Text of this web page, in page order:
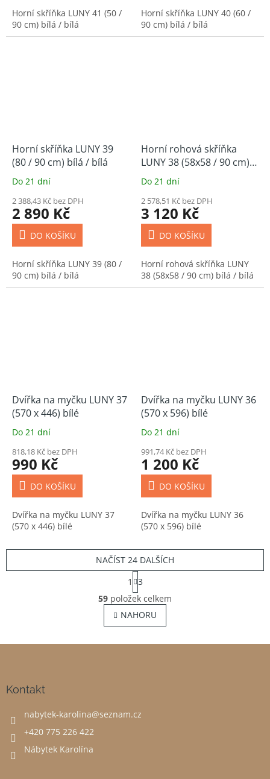
Horní skříňka LUNY 41 (50 /
90 cm) bílá / bílá
Horní skříňka LUNY 40 (60 /
90 cm) bílá / bílá
Horní skříňka LUNY 39
(80 / 90 cm) bílá / bílá
Do 21 dní
2 388,43 Kč bez DPH
2 890 Kč
DO KOŠÍKU
Horní skříňka LUNY 39 (80 /
90 cm) bílá / bílá
Horní rohová skříňka
LUNY 38 (58x58 / 90 cm)
bílá / bílá
Do 21 dní
2 578,51 Kč bez DPH
3 120 Kč
DO KOŠÍKU
Horní rohová skříňka LUNY
38 (58x58 / 90 cm) bílá / bílá
Dvířka na myčku LUNY 37
(570 x 446) bílé
Do 21 dní
818,18 Kč bez DPH
990 Kč
DO KOŠÍKU
Dvířka na myčku LUNY 37
(570 x 446) bílé
Dvířka na myčku LUNY 36
(570 x 596) bílé
Do 21 dní
991,74 Kč bez DPH
1 200 Kč
DO KOŠÍKU
Dvířka na myčku LUNY 36
(570 x 596) bílé
O
v
l
á
k
NAČÍST 24 DALŠÍCH
S
t
r
á
n
k
v
1
3
59 položek celkem
NAHORU
Kontakt
nabytek-karolina@seznam.cz
+420 775 226 422
Nábytek Karolína